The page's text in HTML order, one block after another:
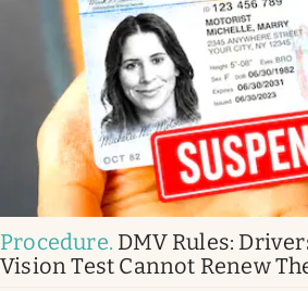
Procedure. DMV Rules:
Vision Test Cannot Renew